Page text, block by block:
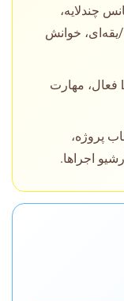
چندلایه،
یقه‌ای، خوانش
تمرین تمرکز، Listening فعال، مهارت
پروژه،
اجراها.